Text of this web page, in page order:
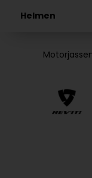
Helmen